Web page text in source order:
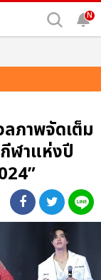
N
ภาพจัดเต็ม
ฬาแห่งปี